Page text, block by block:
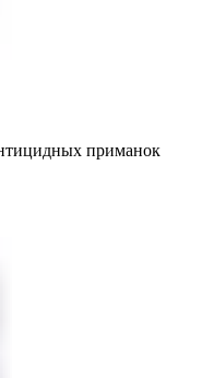
приманок